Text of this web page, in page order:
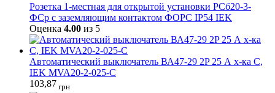
Розетка 1-местная для открытой установки РСб20-3-
ФСр с заземляющим контактом ФОРС IP54 IEK
Оценка 4.00 из 5
Автоматический выключатель ВА47-29 2P 25 А х-ка C,
IEK MVA20-2-025-C
103,87 грн